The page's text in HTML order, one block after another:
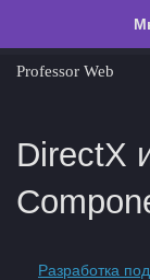
Professor Web
DirectX
Разработка